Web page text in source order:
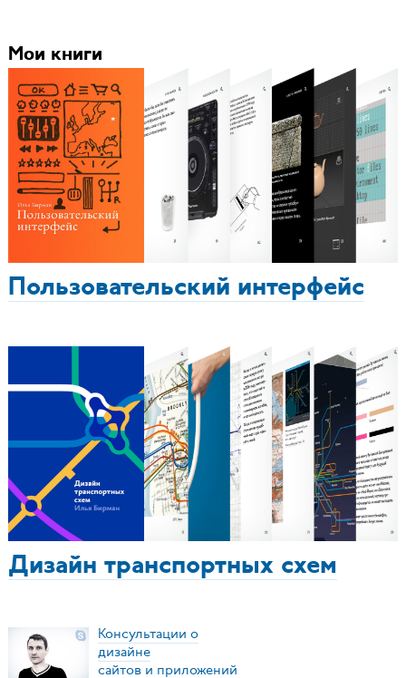
Мои книги
Пользовательский интерфейс
Дизайн транспортных схем
Консультации о
дизайне
сайтов и приложений